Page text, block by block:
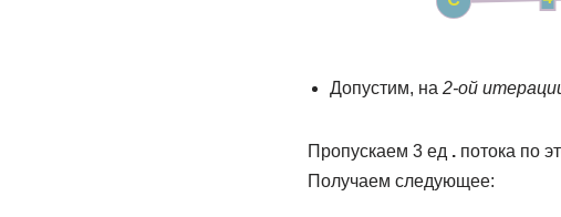
Допустим, на 2-ой
Пропускаем 3 ед .потока по
Получаем следующее: